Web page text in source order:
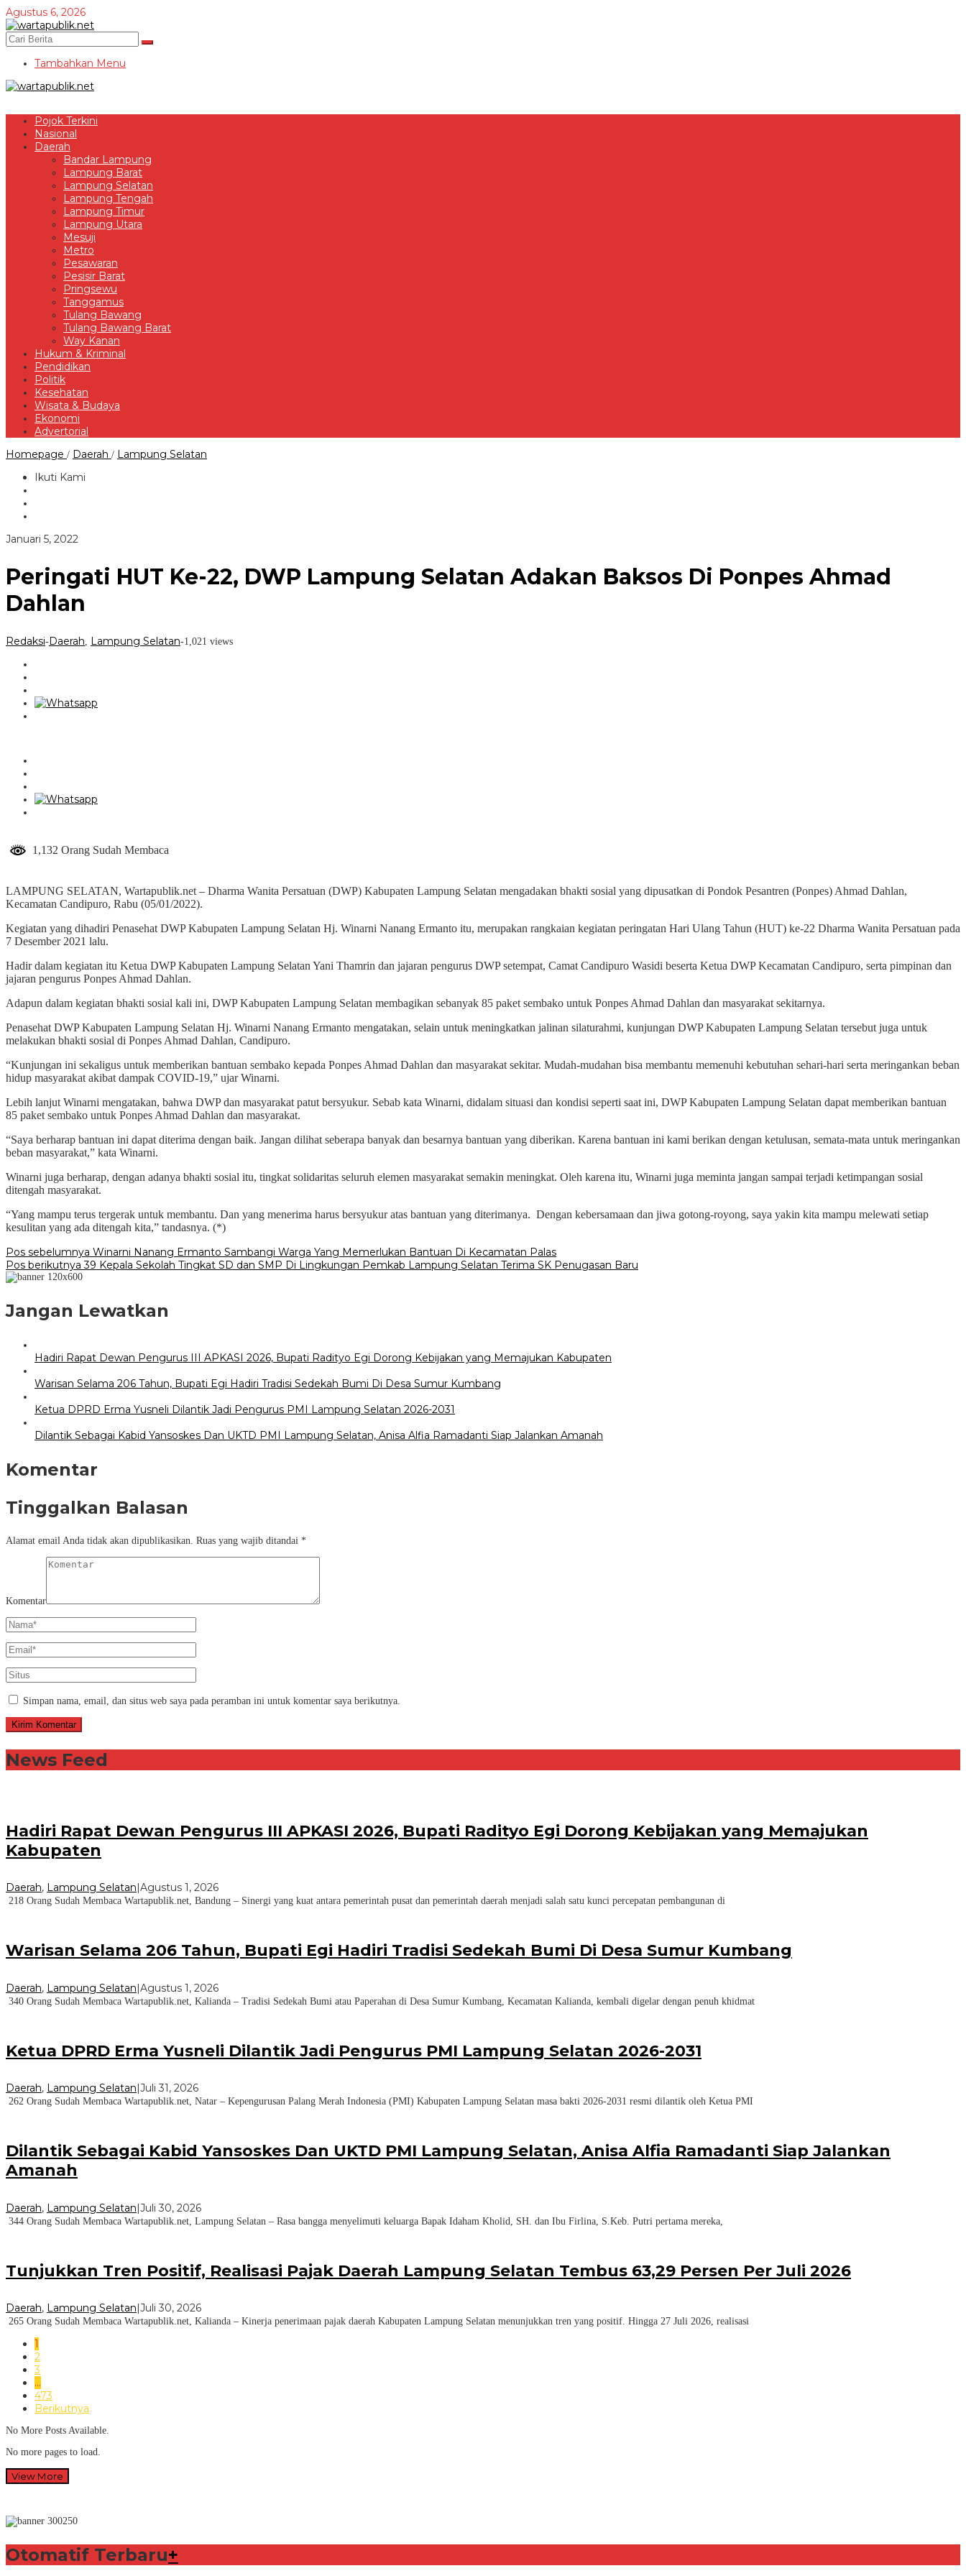
Lewati
ke
konten
Agustus 6, 2026
Tambahkan Menu
Pojok Terkini
Nasional
Daerah
Bandar Lampung
Lampung Barat
Lampung Selatan
Lampung Tengah
Lampung Timur
Lampung Utara
Mesuji
Metro
Pesawaran
Pesisir Barat
Pringsewu
Tanggamus
Tulang Bawang
Tulang Bawang Barat
Way Kanan
Hukum & Kriminal
Pendidikan
Politik
Kesehatan
Wisata & Budaya
Ekonomi
Advertorial
Homepage / Daerah / Lampung Selatan
Ponpes
Ahmad
Dahlan
Ikuti Kami
Januari 5, 2022
Peringati HUT Ke-22, DWP Lampung Selatan Adakan Baksos Di Ponpes Ahmad
Dahlan
Redaksi-Daerah Lampung Selatan-1,021 views
1,132 Orang Sudah Membaca
LAMPUNG SELATAN, Wartapublik.net – Dharma Wanita Persatuan (DWP) Kabupaten Lampung Selatan mengadakan bhakti sosial yang dipusatkan di Pondok Pesantren (Ponpes) Ahmad Dahlan,
Kecamatan Candipuro, Rabu (05/01/2022).
Kegiatan yang dihadiri Penasehat DWP Kabupaten Lampung Selatan Hj. Winarni Nanang Ermanto itu, merupakan rangkaian kegiatan peringatan Hari Ulang Tahun (HUT) ke-22 Dharma Wanita Persatuan pada
7 Desember 2021 lalu.
Hadir dalam kegiatan itu Ketua DWP Kabupaten Lampung Selatan Yani Thamrin dan jajaran pengurus DWP setempat, Camat Candipuro Wasidi beserta Ketua DWP Kecamatan Candipuro, serta pimpinan dan
jajaran pengurus Ponpes Ahmad Dahlan.
Adapun dalam kegiatan bhakti sosial kali ini, DWP Kabupaten Lampung Selatan membagikan sebanyak 85 paket sembako untuk Ponpes Ahmad Dahlan dan masyarakat sekitarnya.
Penasehat DWP Kabupaten Lampung Selatan Hj. Winarni Nanang Ermanto mengatakan, selain untuk meningkatkan jalinan silaturahmi, kunjungan DWP Kabupaten Lampung Selatan tersebut juga untuk
melakukan bhakti sosial di Ponpes Ahmad Dahlan, Candipuro.
“Kunjungan ini sekaligus untuk memberikan bantuan sembako kepada Ponpes Ahmad Dahlan dan masyarakat sekitar. Mudah-mudahan bisa membantu memenuhi kebutuhan sehari-hari serta meringankan beban
hidup masyarakat akibat dampak COVID-19,” ujar Winarni.
Lebih lanjut Winarni mengatakan, bahwa DWP dan masyarakat patut bersyukur. Sebab kata Winarni, didalam situasi dan kondisi seperti saat ini, DWP Kabupaten Lampung Selatan dapat memberikan bantuan
85 paket sembako untuk Ponpes Ahmad Dahlan dan masyarakat.
“Saya berharap bantuan ini dapat diterima dengan baik. Jangan dilihat seberapa banyak dan besarnya bantuan yang diberikan. Karena bantuan ini kami berikan dengan ketulusan, semata-mata untuk meringankan
beban masyarakat,” kata Winarni.
Winarni juga berharap, dengan adanya bhakti sosial itu, tingkat solidaritas seluruh elemen masyarakat semakin meningkat. Oleh karena itu, Winarni juga meminta jangan sampai terjadi ketimpangan sosial
ditengah masyarakat.
“Yang mampu terus tergerak untuk membantu. Dan yang menerima harus bersyukur atas bantuan yang diterimanya. Dengan kebersamaan dan jiwa gotong-royong, saya yakin kita mampu melewati setiap
kesulitan yang ada ditengah kita,” tandasnya. (*)
Navigasi
pos
Pos sebelumnya Winarni Nanang Ermanto Sambangi Warga Yang Memerlukan Bantuan Di Kecamatan Palas
Pos berikutnya 39 Kepala Sekolah Tingkat SD dan SMP Di Lingkungan Pemkab Lampung Selatan Terima SK Penugasan Baru
Jangan Lewatkan
Hadiri Rapat Dewan Pengurus III APKASI 2026, Bupati Radityo Egi Dorong Kebijakan yang Memajukan Kabupaten
Warisan Selama 206 Tahun, Bupati Egi Hadiri Tradisi Sedekah Bumi Di Desa Sumur Kumbang
Ketua DPRD Erma Yusneli Dilantik Jadi Pengurus PMI Lampung Selatan 2026-2031
Dilantik Sebagai Kabid Yansoskes Dan UKTD PMI Lampung Selatan, Anisa Alfia Ramadanti Siap Jalankan Amanah
Komentar
Tinggalkan Balasan
Alamat email Anda tidak akan dipublikasikan. Ruas yang wajib ditandai *
Komentar
Simpan nama, email, dan situs web saya pada peramban ini untuk komentar saya berikutnya.
News Feed
Hadiri Rapat Dewan Pengurus III APKASI 2026, Bupati Radityo Egi Dorong Kebijakan yang Memajukan
Kabupaten
Daerah, Lampung Selatan|Agustus 1, 2026
218 Orang Sudah Membaca Wartapublik.net, Bandung – Sinergi yang kuat antara pemerintah pusat dan pemerintah daerah menjadi salah satu kunci percepatan pembangunan di
Warisan Selama 206 Tahun, Bupati Egi Hadiri Tradisi Sedekah Bumi Di Desa Sumur Kumbang
Daerah, Lampung Selatan|Agustus 1, 2026
340 Orang Sudah Membaca Wartapublik.net, Kalianda – Tradisi Sedekah Bumi atau Paperahan di Desa Sumur Kumbang, Kecamatan Kalianda, kembali digelar dengan penuh khidmat
Ketua DPRD Erma Yusneli Dilantik Jadi Pengurus PMI Lampung Selatan 2026-2031
Daerah, Lampung Selatan|Juli 31, 2026
262 Orang Sudah Membaca Wartapublik.net, Natar – Kepengurusan Palang Merah Indonesia (PMI) Kabupaten Lampung Selatan masa bakti 2026-2031 resmi dilantik oleh Ketua PMI
Dilantik Sebagai Kabid Yansoskes Dan UKTD PMI Lampung Selatan, Anisa Alfia Ramadanti Siap Jalankan
Amanah
Daerah, Lampung Selatan|Juli 30, 2026
344 Orang Sudah Membaca Wartapublik.net, Lampung Selatan – Rasa bangga menyelimuti keluarga Bapak Idaham Kholid, SH. dan Ibu Firlina, S.Keb. Putri pertama mereka,
Tunjukkan Tren Positif, Realisasi Pajak Daerah Lampung Selatan Tembus 63,29 Persen Per Juli 2026
Daerah, Lampung Selatan|Juli 30, 2026
265 Orang Sudah Membaca Wartapublik.net, Kalianda – Kinerja penerimaan pajak daerah Kabupaten Lampung Selatan menunjukkan tren yang positif. Hingga 27 Juli 2026, realisasi
1
2
3
…
473
Berikutnya
No More Posts Available.
No more pages to load.
View More
Otomatif Terbaru+